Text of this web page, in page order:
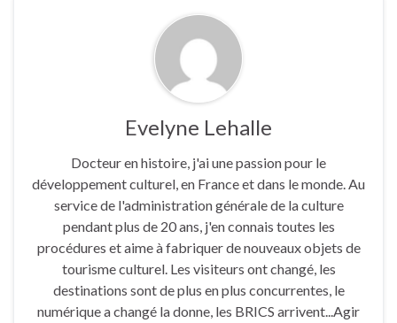
Evelyne Lehalle
Docteur en histoire, j'ai une passion pour le
développement culturel, en France et dans le monde. Au
service de l'administration générale de la culture
pendant plus de 20 ans, j'en connais toutes les
procédures et aime à fabriquer de nouveaux objets de
tourisme culturel. Les visiteurs ont changé, les
destinations sont de plus en plus concurrentes, le
numérique a changé la donne, les BRICS arrivent...Agir